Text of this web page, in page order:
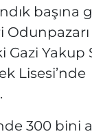
başına
Gazi Yakup
Lisesi’nde
300 bini